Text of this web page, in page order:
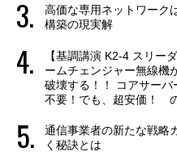
高価な専用ネットワーク
構築の現実解
【基調講演 K2-4 スリー
ームチェンジャー無線機
破壊する！！ コアサー
不要！でも、超安価！
通信事業者の新たな戦
く秘訣とは